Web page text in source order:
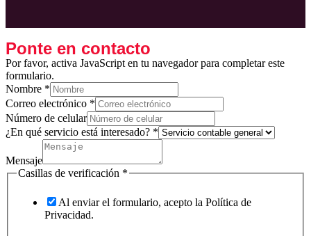
Ponte en contacto
Por favor, activa JavaScript en tu navegador para completar este
formulario.
Nombre *
Correo electrónico *
Número de celular
¿En qué servicio está interesado? *
Mensaje
quéCasillas de verificación *
Al enviar el formulario, acepto la Política de
Privacidad.